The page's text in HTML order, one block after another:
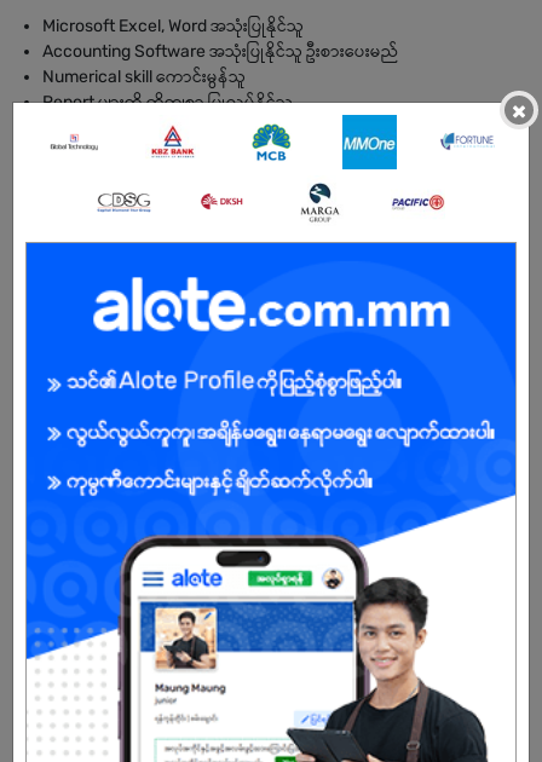
Microsoft Excel, Word အသုံးပြုနိုင်သူ
Accounting Software အသုံးပြုနိုင်သူ ဦးစားပေးမည်
Numerical skill ကောင်းမွန်သူ
Report များကို တိကျစွာ ပြုလုပ်နိုင်သူ
Personal Qualities
ရိုးသားပြီး စည်းကမ်းရှိသူ
×